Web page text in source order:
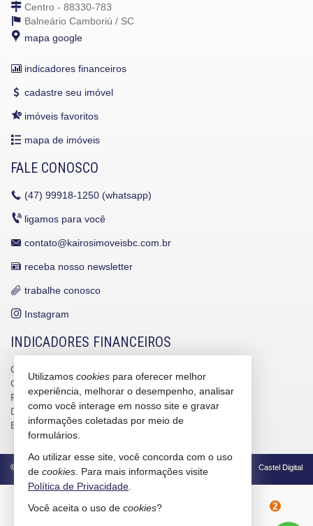
Centro - 88330-783
Balneário Camboriú / SC
mapa google
indicadores financeiros
cadastre seu imóvel
imóveis favoritos
mapa de imóveis
FALE CONOSCO
(47) 99918-1250 (whatsapp)
ligamos para você
contato@kairosimoveisbc.com.br
receba nosso newsletter
trabalhe conosco
Instagram
INDICADORES FINANCEIROS
CUB /
CUB /SCvariação
0,95%
Poupança
0,6738%
Dólar Comercial
R$ 5,12
Euro
R$ 5,91
© 2026 CRECI/SC 4586-J Política de Privacidade Castel Digital
2
Utilizamos cookies para oferecer melhor
experiência, melhorar o desempenho, analisar
como você interage em nosso site e gravar
informações coletadas por meio de
formulários.
Ao utilizar esse site, você concorda com o uso
de cookies . Para mais informações visite
Política de Privacidade
Você aceita o uso de cookies?